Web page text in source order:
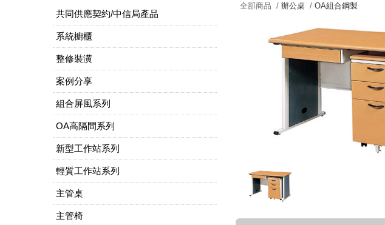
共同供應契約/中信局產品
系統櫥櫃
整修裝潢
案例分享
組合屏風系列
OA高隔間系列
新型工作站系列
輕質工作站系列
主管桌
主管椅
全部商品 / 辦公桌 / OA組合鋼製